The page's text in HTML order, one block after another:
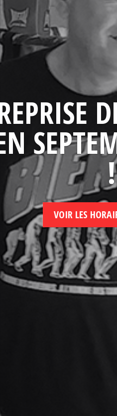
!
VOIR LES